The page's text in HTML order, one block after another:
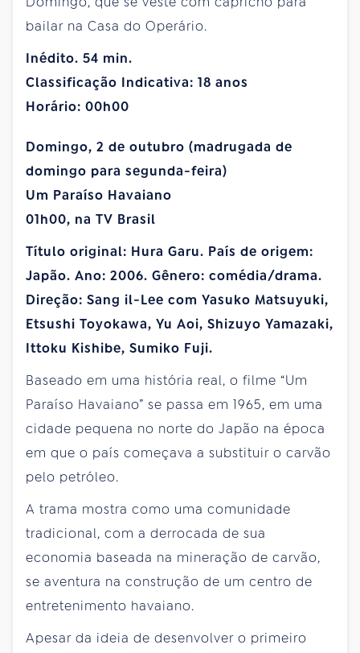
bailar na Casa do Operário.
Inédito. 54 min.
Classificação Indicativa: 18 anos
Horário: 00h00
Domingo, 2 de outubro (madrugada de
domingo para segunda-feira)
Um Paraíso Havaiano
01h00, na TV Brasil
Título original: Hura Garu. País de origem:
Japão. Ano: 2006. Gênero: comédia/drama.
Direção: Sang il-Lee com Yasuko Matsuyuki,
Etsushi Toyokawa, Yu Aoi, Shizuyo Yamazaki,
Ittoku Kishibe, Sumiko Fuji.
Baseado em uma história real, o filme “Um
Paraíso Havaiano” se passa em 1965, em uma
cidade pequena no norte do Japão na época
em que o país começava a substituir o carvão
pelo petróleo.
A trama mostra como uma comunidade
tradicional, com a derrocada de sua
economia baseada na mineração de carvão,
se aventura na construção de um centro de
entretenimento havaiano.
Apesar da ideia de desenvolver o primeiro